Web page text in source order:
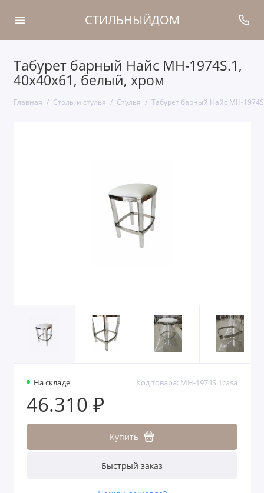
СТИЛЬНЫЙДОМ
Табурет барный Найс MH-1974S.1,
40х40х61, белый, хром
Главная Столы и стулья Стулья Табурет барный Найс MH-
На складе Код товара: MH-1974S.1casa
46.310 ₽
Купить
Быстрый заказ